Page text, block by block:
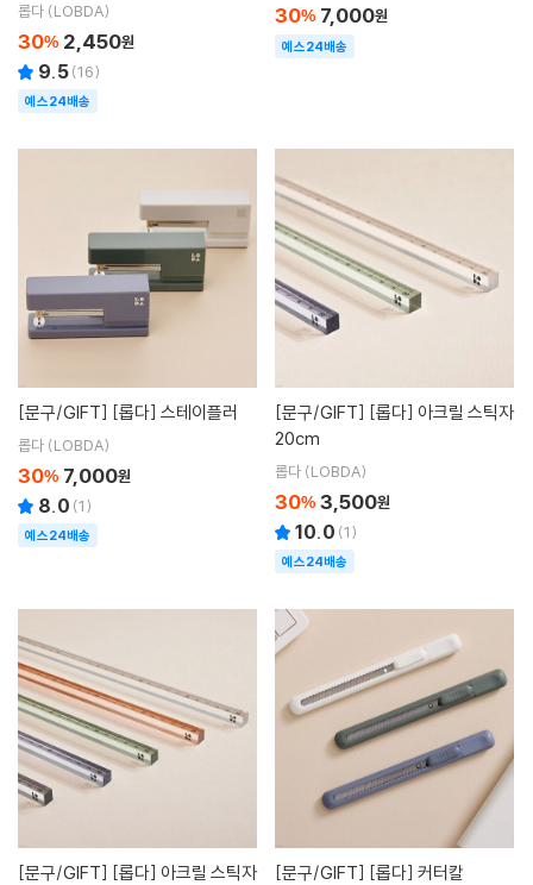
롭다 (LOBDA)
30% 2,450원
9.5(16)
예스24배송
30% 7,000원
예스24배송
[문구/GIFT] [롭다] 스테이플러
롭다 (LOBDA)
30% 7,000원
8.0 (1)
예스24배송
[문구/GIFT]
20cm
롭다 (LOBDA)
30% 3,500원
10.0 (1)
예스24배송
[문구/GIFT] [문구/GIFT] [롭다] 커터칼